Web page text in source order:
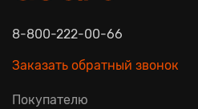
8-800-222-00-66
Заказать обратный звонок
Покупателю